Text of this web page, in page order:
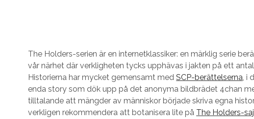
The Holders-serien är en internetklassiker: en märklig serie
vår närhet där verkligheten tycks upphävas i jakten på ett
Historierna har mycket gemensamt medSCP-berättelserna, i
enda story som dök upp på det anonyma bildbrädet 4chan
tilltalande att mängder av människor började skriva egna
verkligen rekommendera att botanisera lite på The Holders-